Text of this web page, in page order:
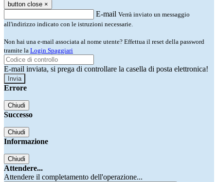
button close ×
E-mail Verrà inviato un messaggio
all'indirizzo indicato con le istruzioni necessarie.
Non hai una e-mail associata al nome utente? Effettua il reset della password
tramite la Login Spaggiari
E-mail inviata, si prega di controllare la casella di posta elettronica!
Errore
Chiudi
Successo
Chiudi
Informazione
Chiudi
Attendere...
Attendere il completamento dell'operazione...